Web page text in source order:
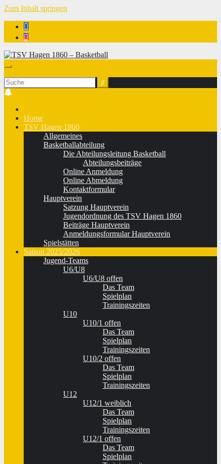
Zum Inhalt springen
Home
TSV Hagen 1860
Allgemeines
Basketballabteilung
Die Abteilungsleitung Basketball
Abteilungsbeiträge
Online Anmeldung
Online Abmeldung
Kontaktformular
Hauptverein
Satzung Hauptverein
Jugendordnung des TSV Hagen 1860
Beiträge Hauptverein
Anmeldungsformular Hauptverein
Spielstätten
Saison 2025/2026
Jugend-Teams
U6/U8
U6/U8 offen
Das Team
Spielplan
Trainingszeiten
U10
U10/1 offen
Das Team
Spielplan
Trainingszeiten
U10/2 offen
Das Team
Spielplan
Trainingszeiten
U12
U12/1 weiblich
Das Team
Spielplan
Trainingszeiten
U12/1 offen
Das Team
Spielplan